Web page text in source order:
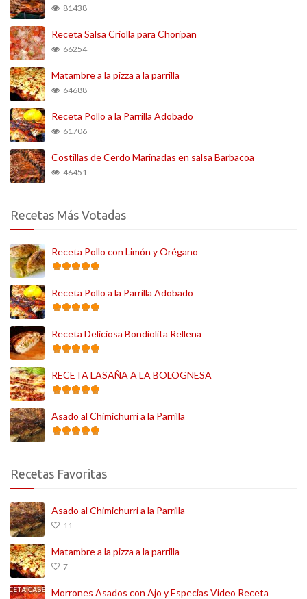
81438
Receta Salsa Criolla para Choripan
66254
Matambre a la pizza a la parrilla
64688
Receta Pollo a la Parrilla Adobado
61706
Costillas de Cerdo Marinadas en salsa Barbacoa
46451
Recetas Más Votadas
Receta Pollo con Limón y Orégano
Receta Pollo a la Parrilla Adobado
Receta Deliciosa Bondiolita Rellena
RECETA LASAÑA A LA BOLOGNESA
Asado al Chimichurri a la Parrilla
Recetas Favoritas
Asado al Chimichurri a la Parrilla
11
Matambre a la pizza a la parrilla
7
Morrones Asados con Ajo y Especias Video Receta